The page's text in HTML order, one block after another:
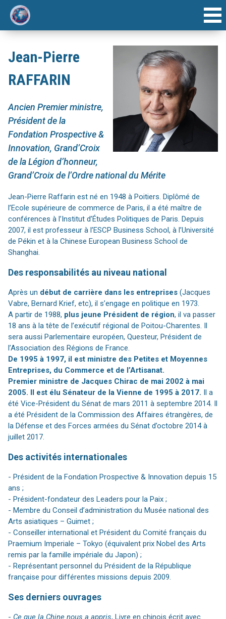
ARTICLE
FORUMS ANNUELS
Jean-Pierre
RAFFARIN
Ancien Premier ministre,
Président de la
Fondation Prospective &
Innovation, Grand’Croix
de la Légion d’honneur,
Grand’Croix de l’Ordre national du Mérite
Jean-Pierre Raffarin est né en 1948 à Poitiers. Diplômé de
l’Ecole supérieure de commerce de Paris, il a été maître de
conférences à l’Institut d’Études Politiques de Paris. Depuis
2007, il est professeur à l’ESCP Business School, à l’Université
de Pékin et à la Chinese European Business School de
Shanghai.
Des responsabilités au niveau national
Après un début de carrière dans les entreprises (Jacques
Vabre, Bernard Krief, etc), il s’engage en politique en 1973.
A partir de 1988, plus jeune Président de région, il va passer
18 ans à la tête de l’exécutif régional de Poitou-Charentes. Il
sera aussi Parlementaire européen, Questeur, Président de
l’Association des Régions de France.
De 1995 à 1997, il est ministre des Petites et Moyennes
Entreprises, du Commerce et de l’Artisanat.
Premier ministre de Jacques Chirac de mai 2002 à mai
2005. Il est élu Sénateur de la Vienne de 1995 à 2017. Il a
été Vice-Président du Sénat de mars 2011 à septembre 2014. Il
a été Président de la Commission des Affaires étrangères, de
la Défense et des Forces armées du Sénat d’octobre 2014 à
juillet 2017.
Des activités internationales
- Président de la Fondation Prospective & Innovation depuis 15
ans ;
- Président-fondateur des Leaders pour la Paix ;
- Membre du Conseil d’administration du Musée national des
Arts asiatiques – Guimet ;
- Conseiller international et Président du Comité français du
Praemium Imperiale – Tokyo (équivalent prix Nobel des Arts
remis par la famille impériale du Japon) ;
- Représentant personnel du Président de la République
française pour différentes missions depuis 2009.
Ses derniers ouvrages
- Ce que la Chine nous a appris, Livre en chinois écrit avec